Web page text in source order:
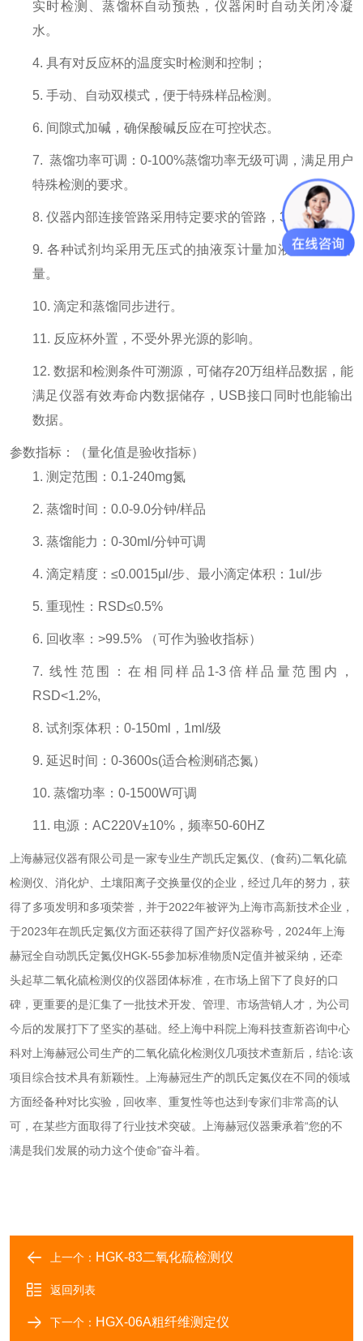
实时检测、蒸馏杯自动预热，仪器闲时自动关闭冷凝
水。
4. 具有对反应杯的温度实时检测和控制；
5. 手动、自动双模式，便于特殊样品检测。
6. 间隙式加碱，确保酸碱反应在可控状态。
7. 蒸馏功率可调：0-100%蒸馏功率无级可调，满足用户
特殊检测的要求。
8. 仪器内部连接管路采用特定要求的管路，3年免更换。
9. 各种试剂均采用无压式的抽液泵计量加液，以1ml计
量。
10. 滴定和蒸馏同步进行。
11. 反应杯外置，不受外界光源的影响。
12. 数据和检测条件可溯源，可储存20万组样品数据，能
满足仪器有效寿命内数据储存，USB接口同时也能输出
数据。
参数指标：（量化值是验收指标）
1. 测定范围：0.1-240mg氮
2. 蒸馏时间：0.0-9.0分钟/样品
3. 蒸馏能力：0-30ml/分钟可调
4. 滴定精度：≤0.0015μl/步、最小滴定体积：1ul/步
5. 重现性：RSD≤0.5%
6. 回收率：>99.5% （可作为验收指标）
7. 线性范围：在相同样品1-3倍样品量范围内，
RSD<1.2%,
8. 试剂泵体积：0-150ml，1ml/级
9. 延迟时间：0-3600s(适合检测硝态氮）
10. 蒸馏功率：0-1500W可调
11. 电源：AC220V±10%，频率50-60HZ
上海赫冠仪器有限公司是一家专业生产凯氏定氮仪、(食药)二氧化硫
检测仪、消化炉、土壤阳离子交换量仪的企业，经过几年的努力，获
得了多项发明和多项荣誉，并于2022年被评为上海市高新技术企业，
于2023年在凯氏定氮仪方面还获得了国产好仪器称号，2024年上海
赫冠全自动凯氏定氮仪HGK-55参加标准物质N定值并被采纳，还牵
头起草二氧化硫检测仪的仪器团体标准，在市场上留下了良好的口
碑，更重要的是汇集了一批技术开发、管理、市场营销人才，为公司
今后的发展打下了坚实的基础。经上海中科院上海科技查新咨询中心
科对上海赫冠公司生产的二氧化硫化检测仪几项技术查新后，结论:该
项目综合技术具有新颖性。上海赫冠生产的凯氏定氮仪在不同的领域
方面经备种对比实验，回收率、重复性等也达到专家们非常高的认
可，在某些方面取得了行业技术突破。上海赫冠仪器秉承着“您的不
满是我们发展的动力这个使命"奋斗着。
上一个： HGK-83二氧化硫检测仪
返回列表
下一个： HGX-06A粗纤维测定仪